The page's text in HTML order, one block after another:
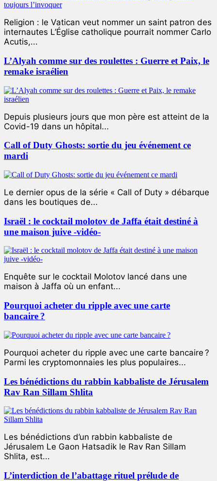
Religion : le Vatican veut nommer un saint patron des
internautes L’Église catholique pourrait nommer Carlo
Acutis,...
L’Alyah comme sur des roulettes : Guerre et Paix, le
remake israélien
Depuis plusieurs jours que mon père est atteint de la
Covid-19 dans un hôpital...
Call of Duty Ghosts: sortie du jeu événement ce
mardi
Le dernier opus de la série « Call of Duty » débarque
dans les boutiques de...
Israël : le cocktail molotov de Jaffa était destiné à
une maison juive -vidéo-
Enquête sur le cocktail Molotov lancé dans une
maison à Jaffa où un enfant...
Pourquoi acheter du ripple avec une carte
bancaire ?
Pourquoi acheter du ripple avec une carte bancaire ?
Parmi les cryptomonnaies les plus populaires...
Les bénédictions du rabbin kabbaliste de Jérusalem
Rav Ran Sillam Shlita
Les bénédictions d’un rabbin kabbaliste de
Jérusalem Le Gaon Hatsadik le Rav Ran Sillam
Shlita, est...
L’interdiction de l’abattage rituel prélude de